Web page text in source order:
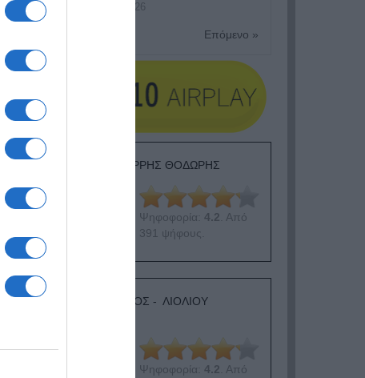
8 Ιουλίου, 2026
Επόμενο »
ΕΙΠΕΣ – ΦΕΡΡΗΣ ΘΟΔΩΡΗΣ
Ψηφοφορία: 4.2 . Από
391 ψήφους.
ΛΟΓΑΡΙΑΣΜΟΣ - ΛΙΟΛΙΟΥ
Ψηφοφορία: 4.2 . Από